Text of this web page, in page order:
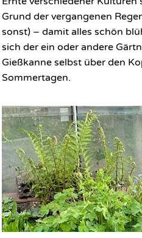
Grund der vergangenen
sonst) – damit alles schön
sich der ein oder andere
Gießkanne selbst über den
Sommertagen.